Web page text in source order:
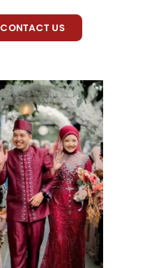
CONTACT US